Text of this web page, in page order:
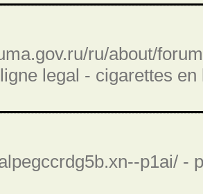
ru/about/
legal - cigarettes
p1ai/ -